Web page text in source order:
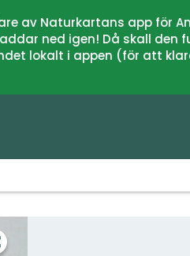
av Naturkartans app för
ned igen! Då skall
lokalt i appen (för att